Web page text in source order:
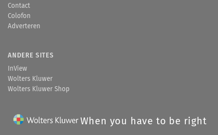
Contact
Colofon
Adverteren
ANDERE SITES
InView
Wolters Kluwer
Wolters Kluwer Shop
When you have to be right